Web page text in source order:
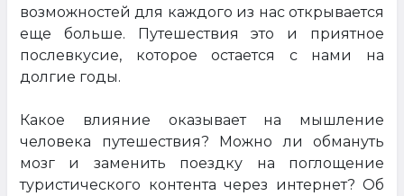
возможностей для каждого из нас открывается
еще больше. Путешествия это и приятное
послевкусие, которое остается с нами на
долгие годы.
Какое влияние оказывает на мышление
человека путешествия? Можно ли обмануть
мозг и заменить поездку на поглощение
туристического контента через интернет? Об